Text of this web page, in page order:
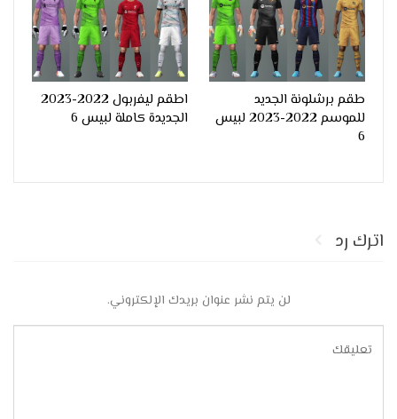
طقم برشلونة الجديد
للموسم 2022-2023 لبيس
6
اطقم ليفربول 2022-2023
الجديدة كاملة لبيس 6
اترك رد
لن يتم نشر عنوان بريدك الإلكتروني.